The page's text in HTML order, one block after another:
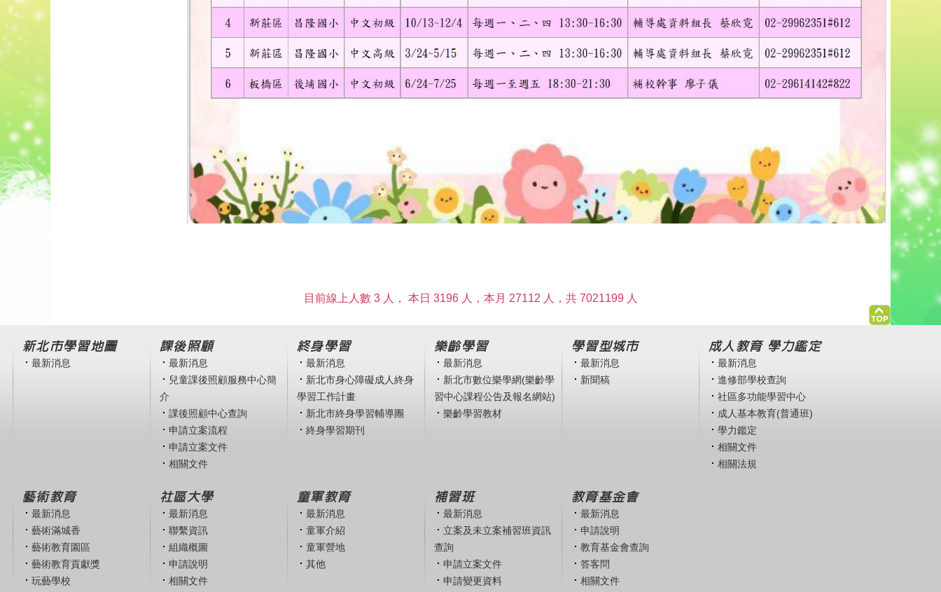
目前線上人數 3 人， 本日 3196 人，本月 27112 人，共 7021199 人
新北市學習地圖
最新消息
課後照顧
最新消息
兒童課後照顧服務中心簡
介
課後照顧中心查詢
申請立案流程
申請立案文件
相關文件
終身學習
最新消息
新北市身心障礙成人終身
學習工作計畫
新北市終身學習輔導團
終身學習期刊
樂齡學習
最新消息
新北市數位樂學網(樂齡學
習中心課程公告及報名網站)
樂齡學習教材
學習型城市
最新消息
新聞稿
成人教育 學力鑑定
最新消息
進修部學校查詢
社區多功能學習中心
成人基本教育(普通班)
學力鑑定
相關文件
相關法規
藝術教育
最新消息
藝術滿城香
藝術教育園區
藝術教育貢獻獎
玩藝學校
社區大學
最新消息
聯繫資訊
組織概圖
申請說明
相關文件
童軍教育
最新消息
童軍介紹
童軍營地
其他
補習班
最新消息
立案及未立案補習班資訊
查詢
申請立案文件
申請變更資料
教育基金會
最新消息
申請說明
教育基金會查詢
答客問
相關文件